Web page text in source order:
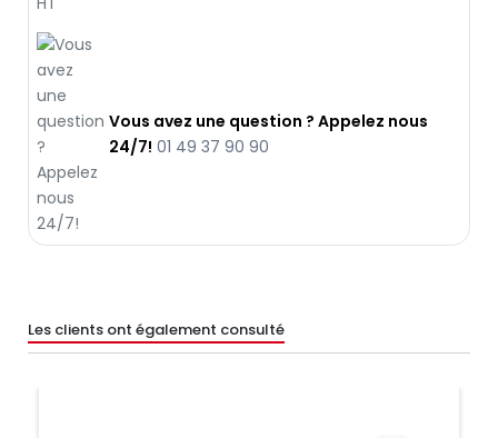
Vous avez une question ? Appelez nous
24/7! 01 49 37 90 90
Les clients ont également consulté